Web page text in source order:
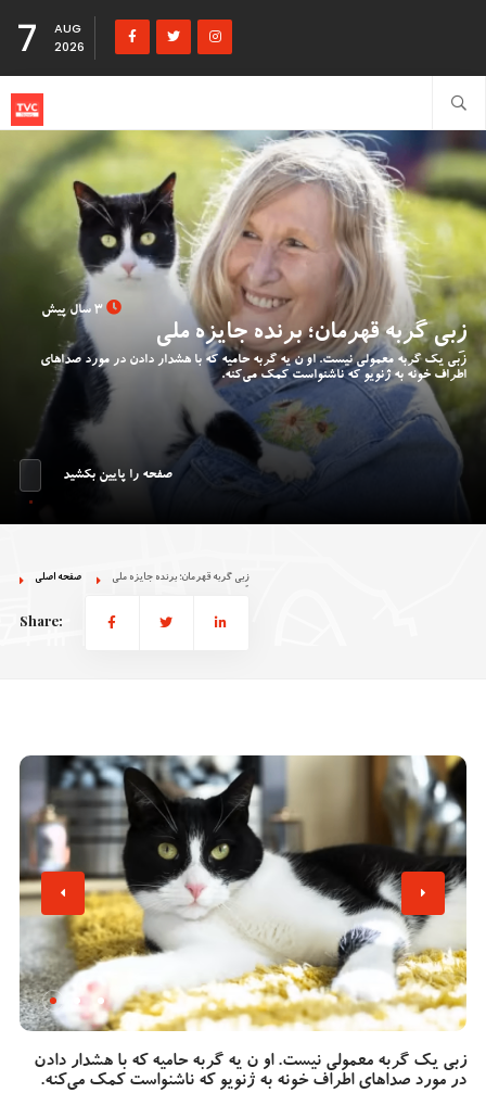
7
AUG
2026
3 سال پیش
زِبی گربه قهرمان؛ برنده جایزه ملی
زبی یک گربه معمولی نیست. او ن یه گربه حامیه که با هشدار دادن در مورد صداهای
اطراف خونه به ژنویو که ناشنواست کمک می‌کنه.
صفحه را پایین بکشید
صفحه اصلی زِبی گربه قهرمان؛ برنده جایزه ملی
Share:
زبی یک گربه معمولی نیست. او ن یه گربه حامیه که با هشدار دادن
در مورد صداهای اطراف خونه به ژنویو که ناشنواست کمک می‌کنه.